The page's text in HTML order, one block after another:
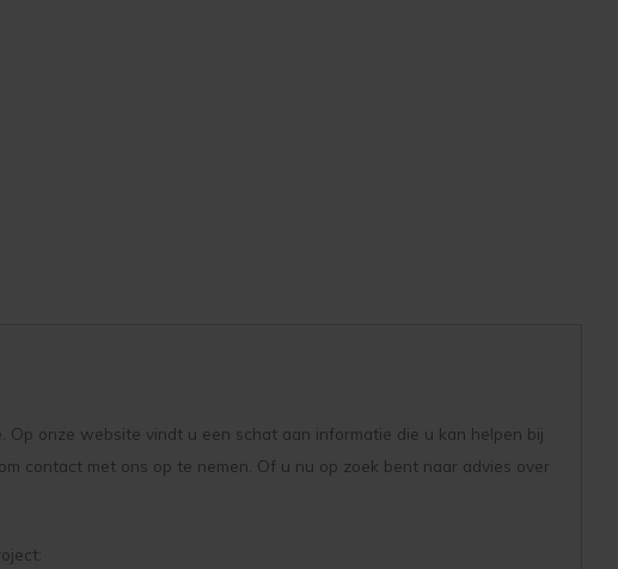
onze website vindt u een schat aan informatie die u kan helpen bij
contact met ons op te nemen. Of u nu op zoek bent naar advies over